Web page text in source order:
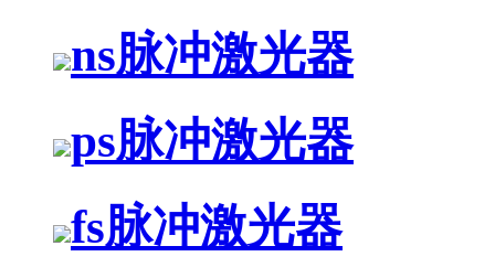
ns脉冲激光器
ps脉冲激光器
fs脉冲激光器